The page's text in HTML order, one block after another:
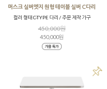
머스크 실버엣지 원형 테이블 실버 C다리
컬러 형태 C-TYPE 다리 / 주문 제작 가구
450,000원
450,000원